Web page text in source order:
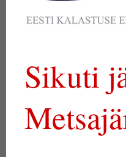
Sikuti